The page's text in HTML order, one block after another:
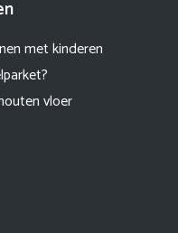
met kinderen
vloer